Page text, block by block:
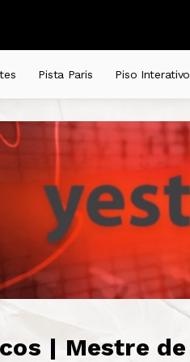
Pista Paris Piso Interativo
| Mestre de